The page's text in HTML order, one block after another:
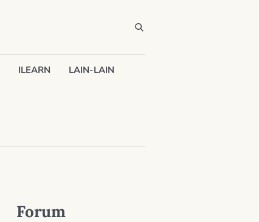
ILEARN LAIN-LAIN
Forum